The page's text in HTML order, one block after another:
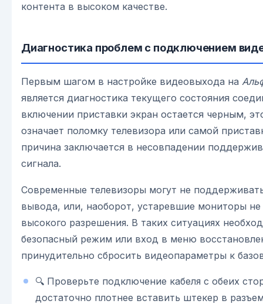
контента в высоком качестве.
Диагностика проблем с подключением
Первым шагом в настройке видеовыхода на
является диагностика текущего состояния
включении приставки экран остается черным,
означает поломку телевизора или самой
причина заключается в несовпадении
сигнала.
Современные телевизоры могут не
вывода, или, наоборот, устаревшие мониторы
высокого разрешения. В таких ситуациях
безопасный режим или вход в меню
принудительно сбросить видеопараметры к
🔍 Проверьте подключение кабеля с обеих
достаточно плотнее вставить штекер в